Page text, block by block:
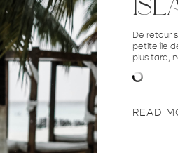
De retour
petite île
plus tard,
READ